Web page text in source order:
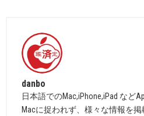
danbo
日本語でのMac,iPhone,iPad など
Macに捉われず、様々な情報を掲